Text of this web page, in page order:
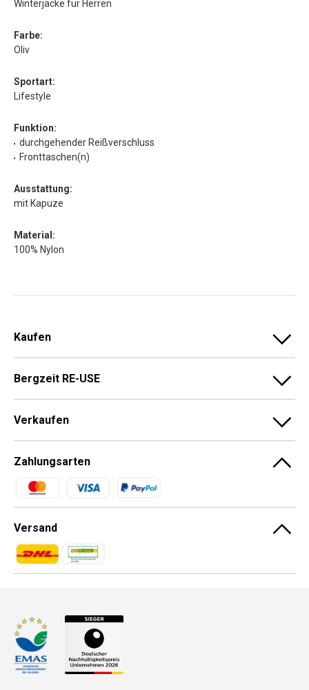
Winterjacke für Herren
Farbe:
Oliv
Sportart:
Lifestyle
Funktion:
durchgehender Reißverschluss
Fronttaschen(n)
Ausstattung:
mit Kapuze
Material:
100% Nylon
Kaufen
Bergzeit RE-USE
Verkaufen
Zahlungsarten
Zahlungsmethoden
Versand
Zahlungsmethoden
Zahlungsmethoden